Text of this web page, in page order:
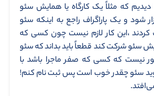
که مثلاً یک کارگاه یا همایش سئو
شود و یک پاراگراف راجع به اینکه سئو
،این کار لازم نیست چون کسی که
سئو شرکت کند قطعاً باید بداند که سئو
نیست که کسی که صفر ماجرا باشد با
سئو چقدر خوب است پس ثبت نام کنم!